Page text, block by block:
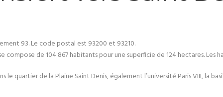
93. Le code postal est 93200 et 93210.
de 104 867 habitants pour une superficie de 124 hectares. Les
quartier de la Plaine Saint Denis, également l’université Paris VIII, la